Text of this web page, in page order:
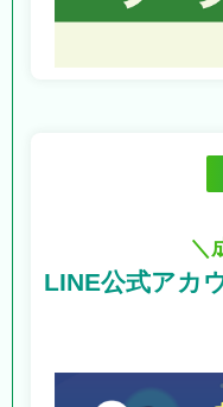
＼
LINE公式アカ